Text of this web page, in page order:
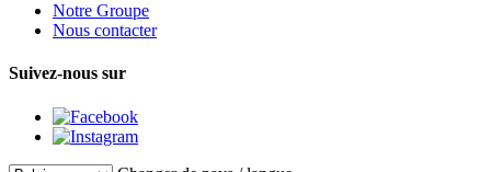
Notre Groupe
Nous contacter
Suivez-nous sur